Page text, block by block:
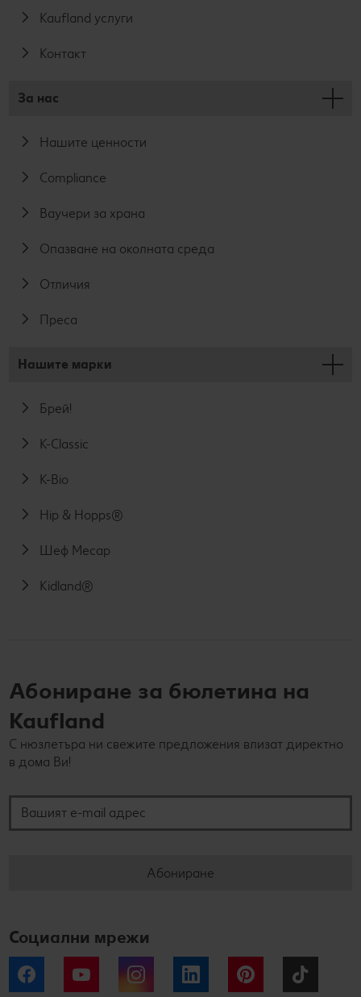
Kaufland услуги
Контакт
За нас
Нашите ценности
Compliance
Ваучери за храна
Опазване на околната среда
Отличия
Преса
Нашите марки
Брей!
K-Classic
K-Bio
Hip & Hopps®
Шеф Месар
Kidland®
Абониране за бюлетина на
Kaufland
С нюзлетъра ни свежите предложения влизат директно
в дома Ви!
Абониране
Социални мрежи
Facebook YouTube Instagram LinkedIn Pinterest